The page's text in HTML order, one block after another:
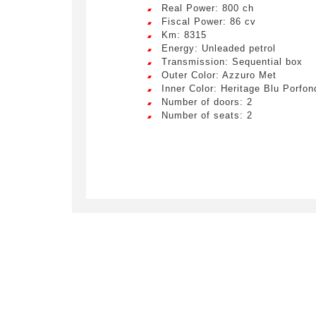
Real Power: 800 ch
Fiscal Power: 86 cv
Km: 8315
Energy: Unleaded petrol
Transmission: Sequential box
Outer Color: Azzuro Met
Inner Color: Heritage Blu
Number of doors: 2
Number of seats: 2